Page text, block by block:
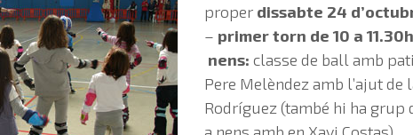
proper dissabte 24
– primer torn de 10 a
nens: classe de ball amb
Pere Melèndez amb l’ajut de
Rodríguez (també hi ha grup